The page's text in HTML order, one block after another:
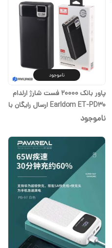
ناموجود
پاور بانک 20000 فست شارژ ارلدام
Earldom ET-PD30 ارسال رایگان با
انتخاب گزینه تیپاکس
ناموجود